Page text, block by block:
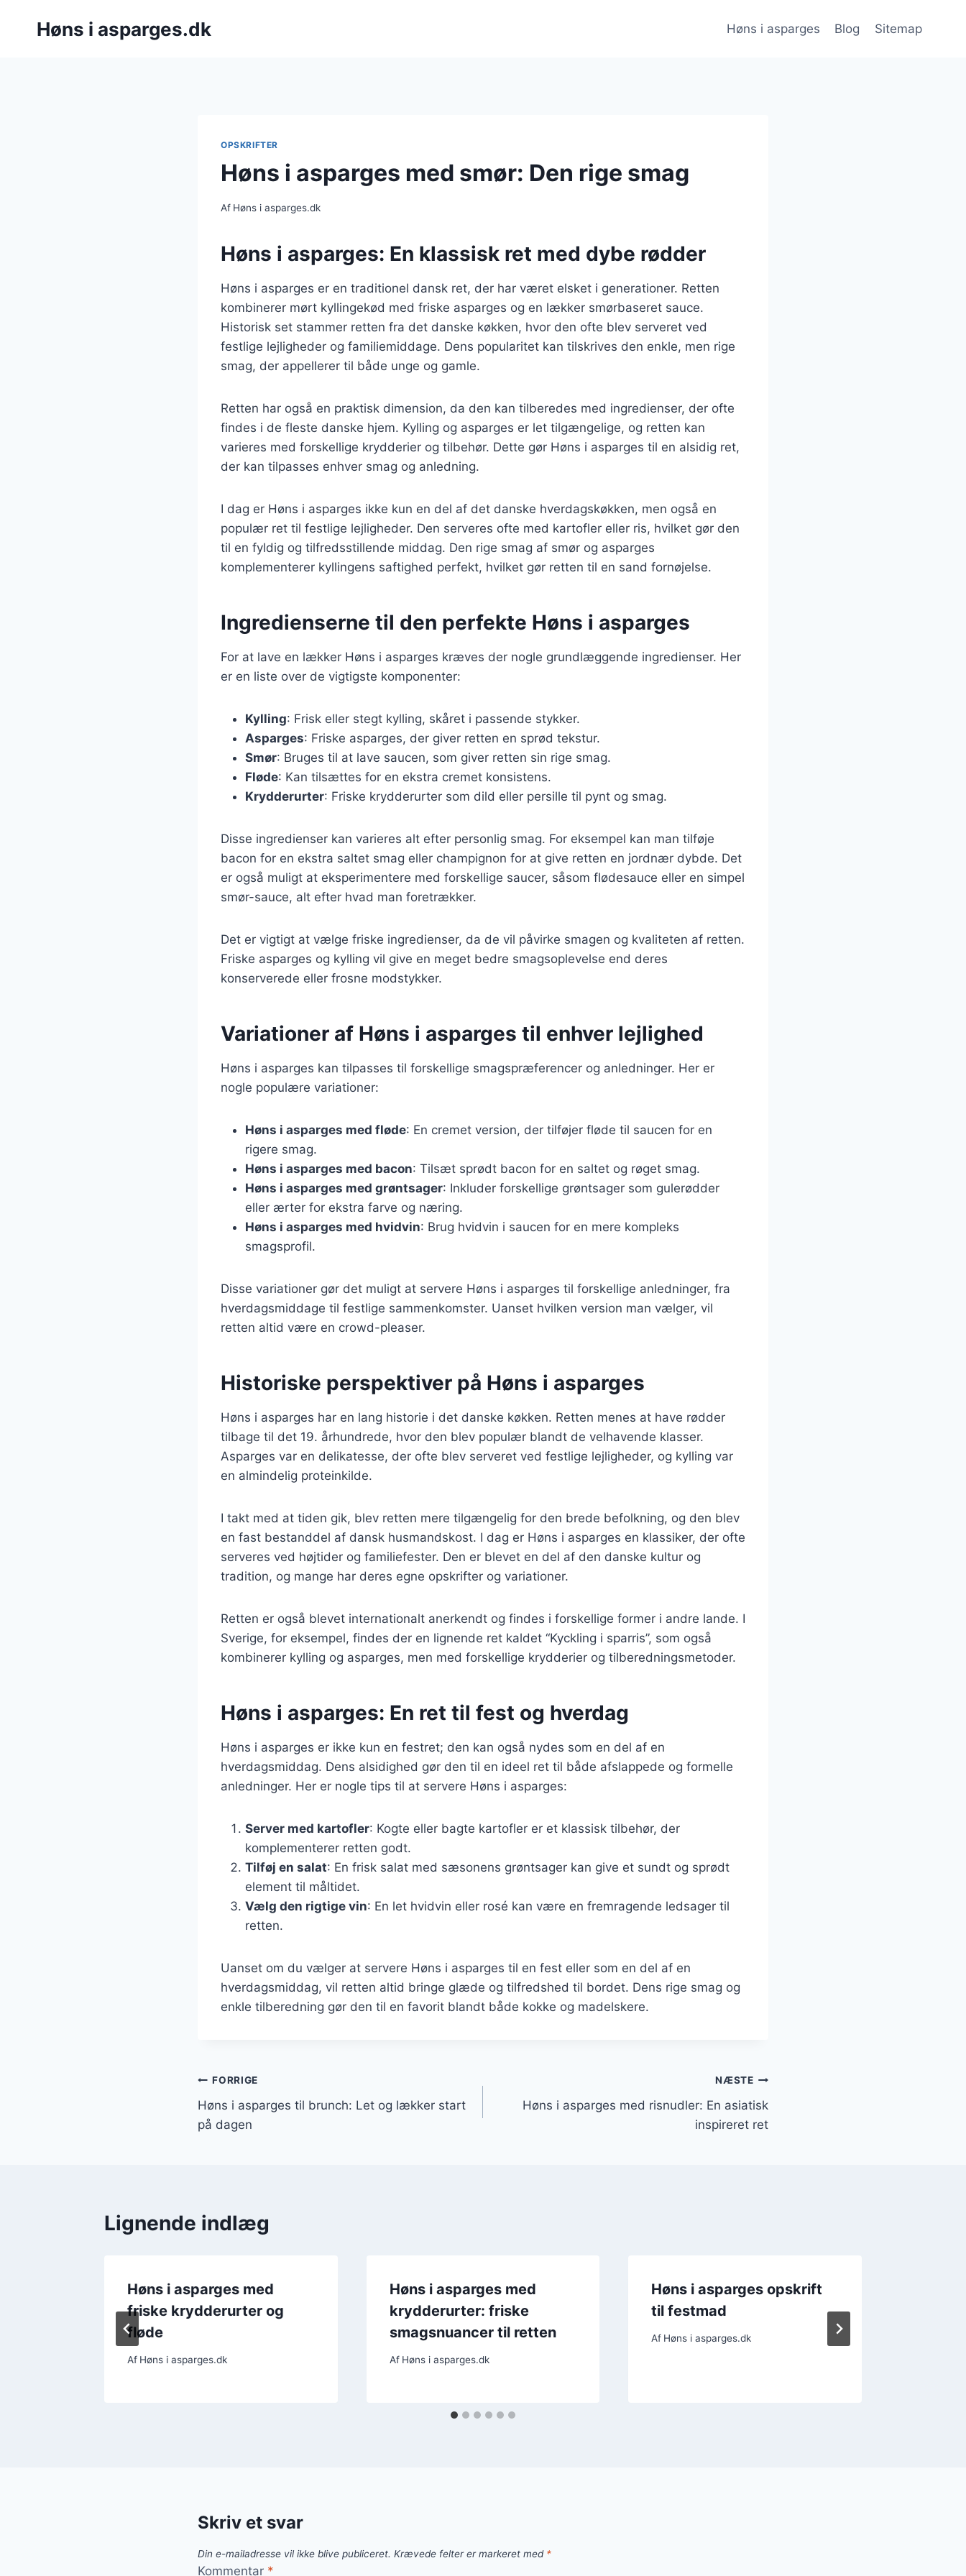
Høns i asparges.dk Høns i asparges Blog Sitemap
OPSKRIFTER
Høns i asparges med smør: Den rige smag
Af Høns i asparges.dk
Høns i asparges: En klassisk ret med dybe rødder
Høns i asparges er en traditionel dansk ret, der har været elsket i generationer. Retten
kombinerer mørt kyllingekød med friske asparges og en lækker smørbaseret sauce.
Historisk set stammer retten fra det danske køkken, hvor den ofte blev serveret ved
festlige lejligheder og familiemiddage. Dens popularitet kan tilskrives den enkle, men rige
smag, der appellerer til både unge og gamle.
Retten har også en praktisk dimension, da den kan tilberedes med ingredienser, der ofte
findes i de fleste danske hjem. Kylling og asparges er let tilgængelige, og retten kan
varieres med forskellige krydderier og tilbehør. Dette gør Høns i asparges til en alsidig ret,
der kan tilpasses enhver smag og anledning.
I dag er Høns i asparges ikke kun en del af det danske hverdagskøkken, men også en
populær ret til festlige lejligheder. Den serveres ofte med kartofler eller ris, hvilket gør den
til en fyldig og tilfredsstillende middag. Den rige smag af smør og asparges
komplementerer kyllingens saftighed perfekt, hvilket gør retten til en sand fornøjelse.
Ingredienserne til den perfekte Høns i asparges
For at lave en lækker Høns i asparges kræves der nogle grundlæggende ingredienser. Her
er en liste over de vigtigste komponenter:
Kylling: Frisk eller stegt kylling, skåret i passende stykker.
Asparges: Friske asparges, der giver retten en sprød tekstur.
Smør: Bruges til at lave saucen, som giver retten sin rige smag.
Fløde: Kan tilsættes for en ekstra cremet konsistens.
Krydderurter: Friske krydderurter som dild eller persille til pynt og smag.
Disse ingredienser kan varieres alt efter personlig smag. For eksempel kan man tilføje
bacon for en ekstra saltet smag eller champignon for at give retten en jordnær dybde. Det
er også muligt at eksperimentere med forskellige saucer, såsom flødesauce eller en simpel
smør-sauce, alt efter hvad man foretrækker.
Det er vigtigt at vælge friske ingredienser, da de vil påvirke smagen og kvaliteten af retten.
Friske asparges og kylling vil give en meget bedre smagsoplevelse end deres
konserverede eller frosne modstykker.
Variationer af Høns i asparges til enhver lejlighed
Høns i asparges kan tilpasses til forskellige smagspræferencer og anledninger. Her er
nogle populære variationer:
Høns i asparges med fløde: En cremet version, der tilføjer fløde til saucen for en
rigere smag.
Høns i asparges med bacon: Tilsæt sprødt bacon for en saltet og røget smag.
Høns i asparges med grøntsager: Inkluder forskellige grøntsager som gulerødder
eller ærter for ekstra farve og næring.
Høns i asparges med hvidvin: Brug hvidvin i saucen for en mere kompleks
smagsprofil.
Disse variationer gør det muligt at servere Høns i asparges til forskellige anledninger, fra
hverdagsmiddage til festlige sammenkomster. Uanset hvilken version man vælger, vil
retten altid være en crowd-pleaser.
Historiske perspektiver på Høns i asparges
Høns i asparges har en lang historie i det danske køkken. Retten menes at have rødder
tilbage til det 19. århundrede, hvor den blev populær blandt de velhavende klasser.
Asparges var en delikatesse, der ofte blev serveret ved festlige lejligheder, og kylling var
en almindelig proteinkilde.
I takt med at tiden gik, blev retten mere tilgængelig for den brede befolkning, og den blev
en fast bestanddel af dansk husmandskost. I dag er Høns i asparges en klassiker, der ofte
serveres ved højtider og familiefester. Den er blevet en del af den danske kultur og
tradition, og mange har deres egne opskrifter og variationer.
Retten er også blevet internationalt anerkendt og findes i forskellige former i andre lande. I
Sverige, for eksempel, findes der en lignende ret kaldet “Kyckling i sparris”, som også
kombinerer kylling og asparges, men med forskellige krydderier og tilberedningsmetoder.
Høns i asparges: En ret til fest og hverdag
Høns i asparges er ikke kun en festret; den kan også nydes som en del af en
hverdagsmiddag. Dens alsidighed gør den til en ideel ret til både afslappede og formelle
anledninger. Her er nogle tips til at servere Høns i asparges:
Server med kartofler: Kogte eller bagte kartofler er et klassisk tilbehør, der
komplementerer retten godt.
Tilføj en salat: En frisk salat med sæsonens grøntsager kan give et sundt og sprødt
element til måltidet.
Vælg den rigtige vin: En let hvidvin eller rosé kan være en fremragende ledsager til
retten.
Uanset om du vælger at servere Høns i asparges til en fest eller som en del af en
hverdagsmiddag, vil retten altid bringe glæde og tilfredshed til bordet. Dens rige smag og
enkle tilberedning gør den til en favorit blandt både kokke og madelskere.
Indlægsnavigation
FORRIGE
Høns i asparges til brunch: Let og lækker start
på dagen
NÆSTE
Høns i asparges med risnudler: En asiatisk
inspireret ret
Lignende indlæg
Høns i asparges med
friske krydderurter og
fløde
Af Høns i asparges.dk
Høns i asparges med
krydderurter: friske
smagsnuancer til retten
Af Høns i asparges.dk
Høns i asparges opskrift
til festmad
Af Høns i asparges.dk
Skriv et svar
Din e-mailadresse vil ikke blive publiceret. Krævede felter er markeret med *
Kommentar *